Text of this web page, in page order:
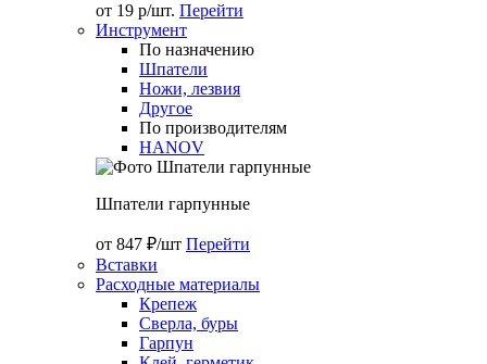
от 19 р/шт. Перейти
Инструмент
По назначению
Шпатели
Ножи, лезвия
Другое
По производителям
HANOV
Шпатели гарпунные
от 847 ₽/шт Перейти
Вставки
Расходные материалы
Крепеж
Сверла, буры
Гарпун